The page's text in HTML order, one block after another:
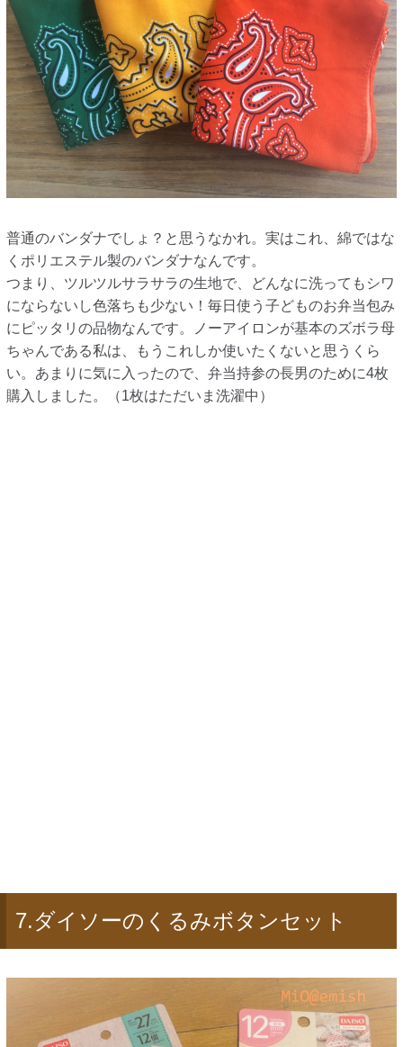
普通のバンダナでしょ？と思うなかれ。実はこれ、綿ではな
くポリエステル製のバンダナなんです。
つまり、ツルツルサラサラの生地で、どんなに洗ってもシワ
にならないし色落ちも少ない！毎日使う子どものお弁当包み
にピッタリの品物なんです。ノーアイロンが基本のズボラ母
ちゃんである私は、もうこれしか使いたくないと思うくら
い。あまりに気に入ったので、弁当持参の長男のために4枚
購入しました。（1枚はただいま洗濯中）
7.ダイソーのくるみボタンセット